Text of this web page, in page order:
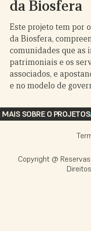
da Biosfera
Este projeto tem por
da Biosfera,
comunidades que as
patrimoniais e os
associados, e
e no modelo de
SOBRE O PROJETO
Copyright @